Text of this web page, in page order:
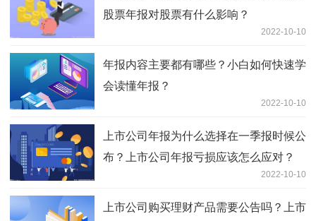
股票年报对股票有什么影响？
2022-10-10
年报内容主要都有哪些？小白如何快速学
会读懂年报？
2022-10-10
上市公司年报为什么选择在一季报时候公
布？上市公司年报亏损应该怎么应对？
2022-10-10
上市公司购买理财产品需要公告吗？上市